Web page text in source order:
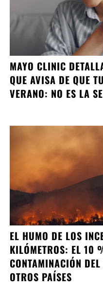
MAYO CLINIC
QUE AVISA DE QUE
VERANO: NO ES LA
EL HUMO DE LOS
KILÓMETROS: EL 10
CONTAMINACIÓN
OTROS PAÍSES